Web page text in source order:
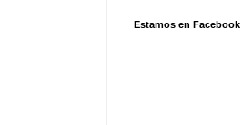
Estamos en Facebook